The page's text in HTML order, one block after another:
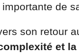
de
son retour
et la